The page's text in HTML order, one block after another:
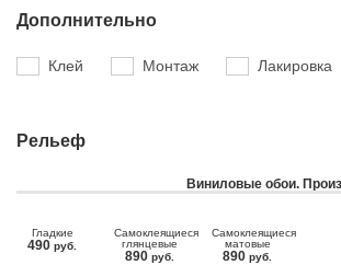
Дополнительно
Клей Монтаж Лакировка
Рельеф
Виниловые обои.
Гладкие
490 руб.
Самоклеящиеся
глянцевые
890 руб.
Самоклеящиеся
матовые
890 руб.